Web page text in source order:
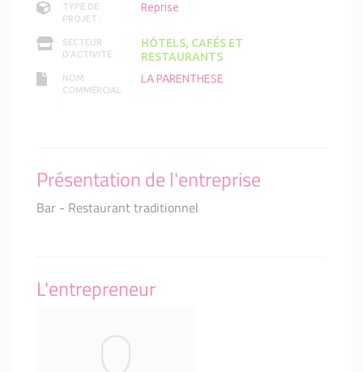
TYPE DE
PROJET :
Reprise
SECTEUR
D'ACTIVITÉ :
HÔTELS, CAFÉS ET
RESTAURANTS
NOM
COMMERCIAL
:
LA PARENTHESE
Présentation de l'entreprise
Bar - Restaurant traditionnel
L'entrepreneur